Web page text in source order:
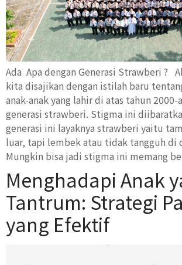
Ada Apa dengan Generasi Strawberi ?
kita disajikan dengan istilah baru
anak-anak yang lahir di atas tahun
generasi strawberi. Stigma ini
generasi ini layaknya strawberi yaitu
luar, tapi lembek atau tidak tangguh di
Mungkin bisa jadi stigma ini memang
Menghadapi Anak
Tantrum: Strategi
yang Efektif